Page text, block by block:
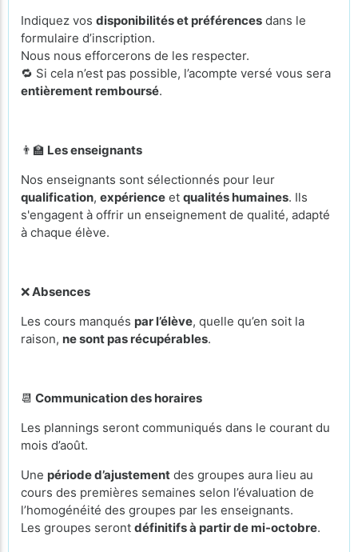
Indiquez vos disponibilités et préférences dans le
formulaire d’inscription.
Nous nous efforcerons de les respecter.
🔁 Si cela n’est pas possible, l’acompte versé vous sera
entièrement remboursé.
👨‍🏫 Les enseignants
Nos enseignants sont sélectionnés pour leur
qualification, expérience et qualités humaines. Ils
s'engagent à offrir un enseignement de qualité, adapté
à chaque élève.
❌Absences
Les cours manqués par l’élève, quelle qu’en soit la
raison, ne sont pas récupérables.
📆 Communication des horaires
Les plannings seront communiqués dans le courant du
mois d’août.
Une période d’ajustement des groupes aura lieu au
cours des premières semaines selon l’évaluation de
l’homogénéité des groupes par les enseignants.
Les groupes seront définitifs à partir de mi-octobre.